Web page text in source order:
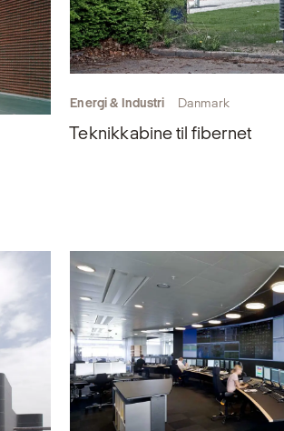
Energi & Industri Danmark
Teknikkabine til fibernet